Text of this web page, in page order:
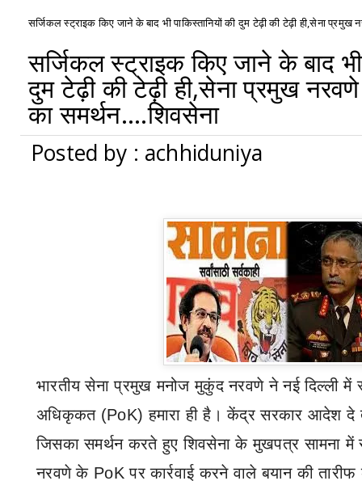
सर्जिकल स्ट्राइक किए जाने के बाद भी पाकिस्तानियों की दुम टेढ़ी की टेढ़ी ही,सेना
सर्जिकल स्ट्राइक किए जाने के बाद भी
दुम टेढ़ी की टेढ़ी ही,सेना प्रमुख
का समर्थन....शिवसेना
Posted by : achhiduniya
भारतीयसेना प्रमुख मनोज मुकुंद नरवणे ने नई दिल्ली में
अधिकृकत (PoK)हमारा ही है। केंद्र सरकार आदेश दे
जिसका समर्थन करते हुए शिवसेना के मुखपत्र सामना
नरवणे के PoKपर कार्रवाई करने वाले बयान की